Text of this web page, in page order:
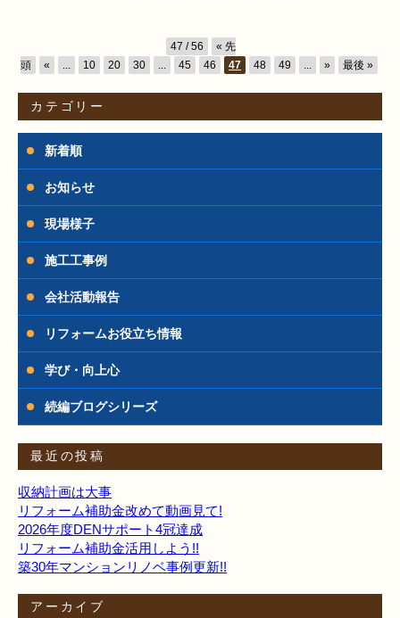
47 / 56
« 先
頭
« ... 10 20 30 ... 45 46 47 48 49 ... » 最後 »
カテゴリー
新着順
お知らせ
現場様子
施工工事例
会社活動報告
リフォームお役立ち情報
学び・向上心
続編ブログシリーズ
最近の投稿
収納計画は大事
リフォーム補助金改めて動画見て!
2026年度DENサポート4冠達成
リフォーム補助金活用しよう!!
築30年マンションリノベ事例更新!!
アーカイブ